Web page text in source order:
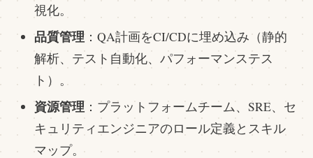
視化。
品質管理 ：QA計画をCI/CDに埋め込み（静的
解析、テスト自動化、パフォーマンステス
ト）。
資源管理 ：プラットフォームチーム、SRE、セ
キュリティエンジニアのロール定義とスキル
マップ。